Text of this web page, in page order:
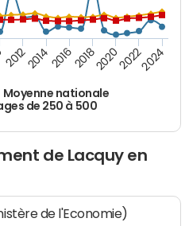
Moyenne nationale
de 250 à 500
2012201420162018202020222024
de Lacquy en
de l'Economie)